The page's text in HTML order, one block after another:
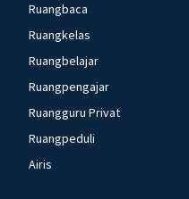
Ruangbaca
Ruangkelas
Ruangbelajar
Ruangpengajar
Ruangguru Privat
Ruangpeduli
Airis